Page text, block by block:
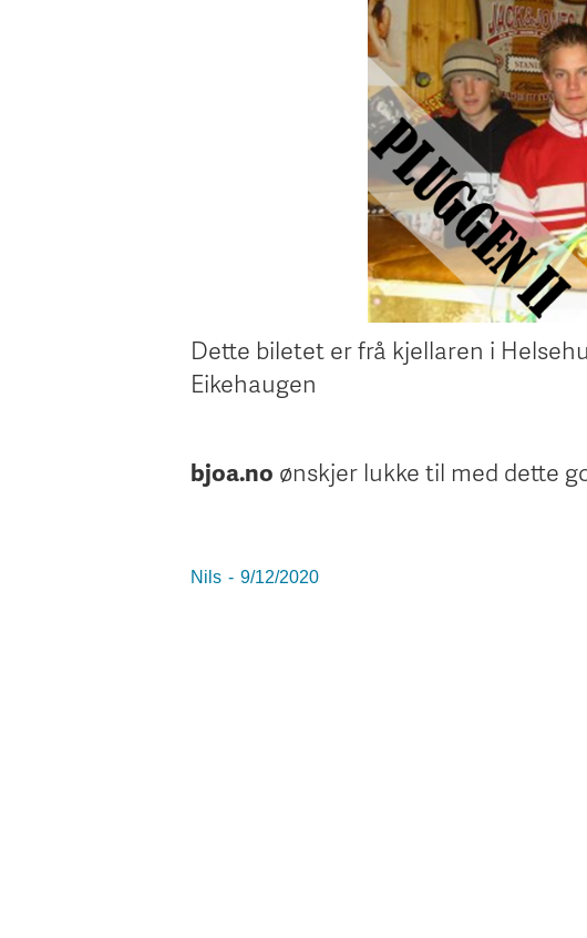
Dette biletet er frå kjellaren i
Eikehaugen
bjoa.no ønskjer lukke til med dette
Nils - 9/12/2020